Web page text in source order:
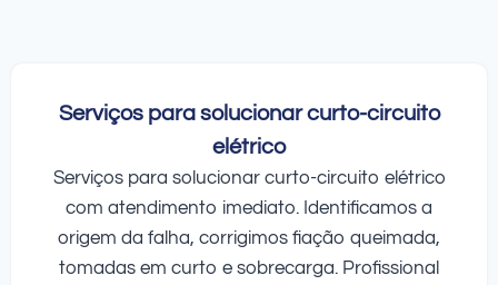
Serviços para solucionar curto-circuito
elétrico
Serviços para solucionar curto-circuito elétrico
com atendimento imediato. Identificamos a
origem da falha, corrigimos fiação queimada,
tomadas em curto e sobrecarga. Profissional